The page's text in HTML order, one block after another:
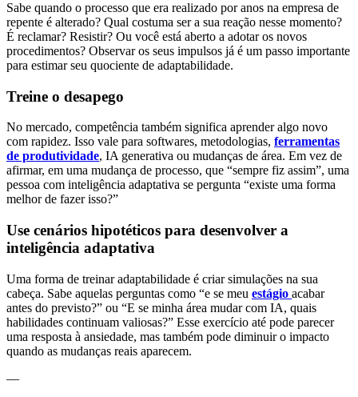
Sabe quando o processo que era realizado por anos na empresa de
repente é alterado? Qual costuma ser a sua reação nesse momento?
É reclamar? Resistir? Ou você está aberto a adotar os novos
procedimentos? Observar os seus impulsos já é um passo importante
para estimar seu quociente de adaptabilidade.
Treine o desapego
No mercado, competência também significa aprender algo novo
com rapidez. Isso vale para softwares, metodologias, ferramentas
de produtividade, IA generativa ou mudanças de área. Em vez de
afirmar, em uma mudança de processo, que “sempre fiz assim”, uma
pessoa com inteligência adaptativa se pergunta “existe uma forma
melhor de fazer isso?”
Use cenários hipotéticos para desenvolver a
inteligência adaptativa
Uma forma de treinar adaptabilidade é criar simulações na sua
cabeça. Sabe aquelas perguntas como “e se meu estágio acabar
antes do previsto?” ou “E se minha área mudar com IA, quais
habilidades continuam valiosas?” Esse exercício até pode parecer
uma resposta à ansiedade, mas também pode diminuir o impacto
quando as mudanças reais aparecem.
—